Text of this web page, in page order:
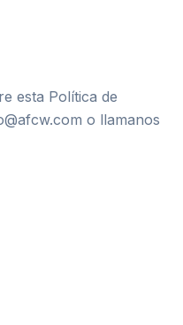
esta Política de
o llamanos